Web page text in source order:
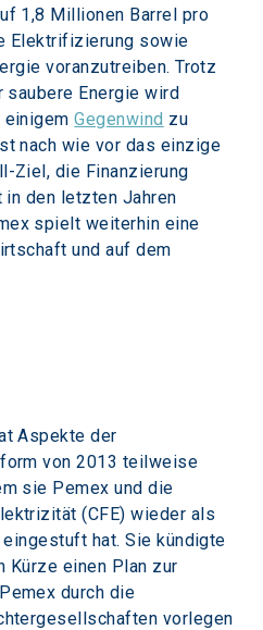
1,8 Millionen Barrel pro
Elektrifizierung sowie
voranzutreiben. Trotz
Energie wird
einigem Gegenwind zu
nach wie vor das einzige
Ziel, die Finanzierung
in den letzten Jahren
spielt weiterhin eine
und auf dem
Aspekte der
von 2013 teilweise
sie Pemex und die
(CFE) wieder als
hat. Sie kündigte
Kürze einen Plan zur
durch die
vorlegen